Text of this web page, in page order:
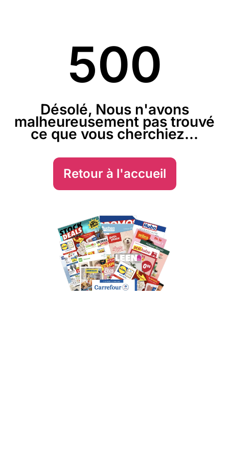
500
Désolé, Nous n'avons
malheureusement pas trouvé
ce que vous cherchiez...
Retour à l'accueil